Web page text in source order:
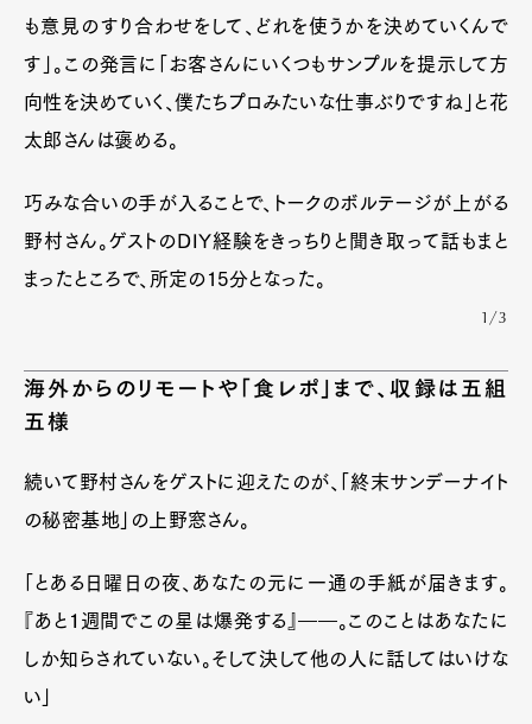
も意見のすり合わせをして、どれを使うかを決めていくんで
す」。この発言に「お客さんにいくつもサンプルを提示して方
向性を決めていく、僕たちプロみたいな仕事ぶりですね」と花
太郎さんは褒める。
巧みな合いの手が入ることで、トークのボルテージが上がる
野村さん。ゲストのDIY経験をきっちりと聞き取って話もまと
まったところで、所定の15分となった。
1/3
海外からのリモートや「食レポ」まで、収録は五組
五様
続いて野村さんをゲストに迎えたのが、「終末サンデーナイト
の秘密基地」の上野窓さん。
「とある日曜日の夜、あなたの元に一通の手紙が届きます。
『あと１週間でこの星は爆発する』――。このことはあなたに
しか知らされていない。そして決して他の人に話してはいけな
い」